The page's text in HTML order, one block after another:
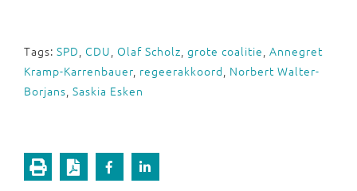
Tags: SPD, CDU, Olaf Scholz, grote coalitie, Annegret
Kramp-Karrenbauer, regeerakkoord, Norbert Walter-
Borjans, Saskia Esken